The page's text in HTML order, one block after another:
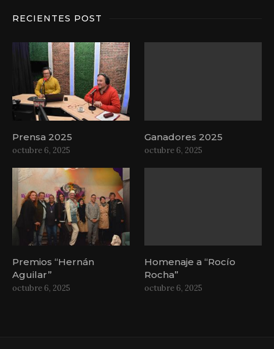
RECIENTES POST
Prensa 2025
octubre 6, 2025
Ganadores 2025
octubre 6, 2025
Premios “Hernán
Aguilar”
octubre 6, 2025
Homenaje a “Rocío
Rocha”
octubre 6, 2025